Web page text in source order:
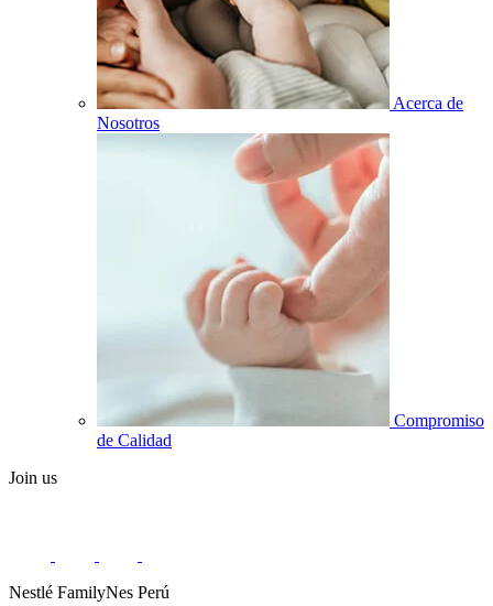
Acerca de
Nosotros
Compromiso
de Calidad
Join us
Nestlé FamilyNes Perú